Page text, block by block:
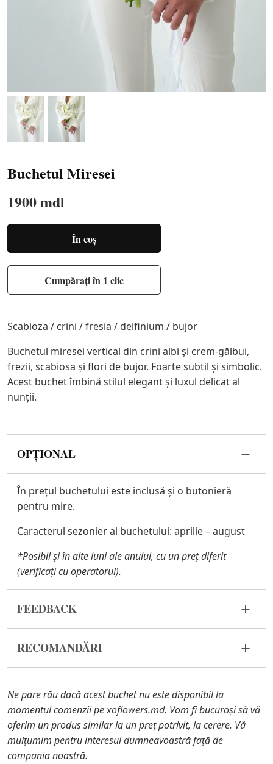
Buchetul Miresei
1900 mdl
În coș
Cumpărați în 1 clic
Scabioza / crini / fresia / delfinium / bujor
Buchetul miresei vertical din crini albi și crem-gălbui,
frezii, scabiosa și flori de bujor. Foarte subtil și simbolic.
Acest buchet îmbină stilul elegant și luxul delicat al
nunții.
OPȚIONAL
În prețul buchetului este inclusă și o butonieră
pentru mire.
Caracterul sezonier al buchetului: aprilie – august
*Posibil și în alte luni ale anului, cu un preț diferit
(verificați cu operatorul).
FEEDBACK
buchetul dvs. nu a ajuns în stare corespunzătoare,
vă rugăm să ne contactați pentru a rezolva
În cazul în care oricare dintre părțile componente
ale buchetului nu se mai află în stoc, vă vom oferi o
înlocuire cu un articol similar. De asemenea, trebuie
să știți că florile sunt materiale proaspete, astfel
RECOMANDĂRI
ambalajul buchetului și tăiați tulpinile cu un
cuțit sau un foarfece de grădină.
Umpleți vaza cu apă aproximativ 2/3 din
capacitate și îndepărtați frunzele de pe tulpini,
dacă acestea ajung în apă.
Ne pare rău dacă acest buchet nu este disponibil la
momentul comenzii pe xoflowers.md. Vom fi bucuroși să vă
oferim un produs similar la un preț potrivit, la cerere. Vă
mulțumim pentru interesul dumneavoastră față de
compania noastră.